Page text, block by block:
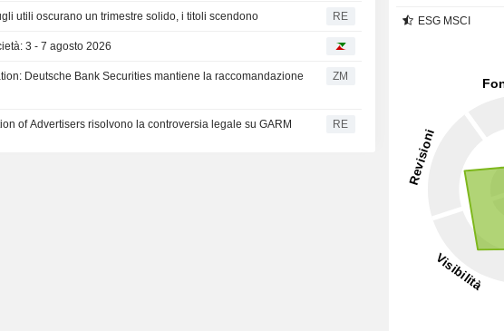
utili oscurano un trimestre solido, i titoli scendono RE
3 - 7 agosto 2026
Deutsche Bank Securities mantiene la raccomandazione
ZM
of Advertisers risolvono la controversia legale su GARM RE
ESG MSCI